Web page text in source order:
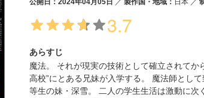
公開日：2024年04月05日 製作国・地域： 日本
3.7
あらすじ
魔法。 それが現実の技術として確立されて
高校”にとある兄妹が入学する。 魔法師とし
等生の妹・深雪。 二人の学生生活は激動に